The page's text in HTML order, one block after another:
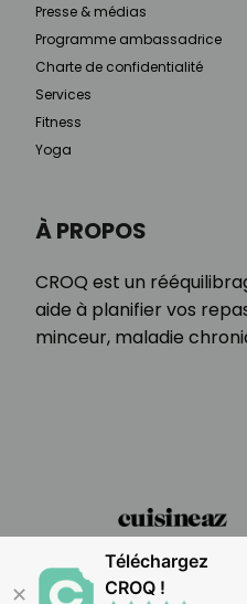
À PROPOS
CROQ est un
aide à planifier vos
minceur, maladie
Presse & médias
Programme ambassadrice
Charte de confidentialité
Services
Fitness
Yoga
✕
Téléchargez
CROQ !